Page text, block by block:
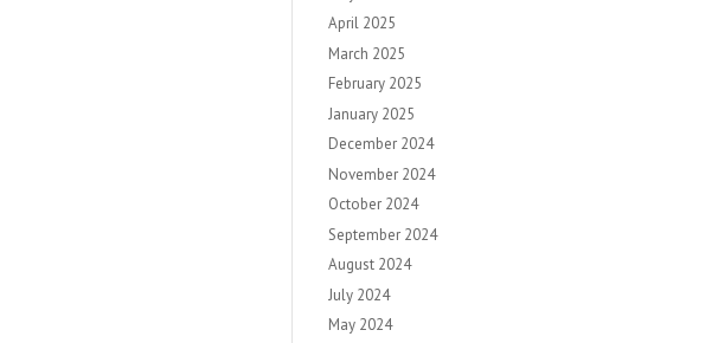
April 2025
March 2025
February 2025
January 2025
December 2024
November 2024
October 2024
September 2024
August 2024
July 2024
May 2024